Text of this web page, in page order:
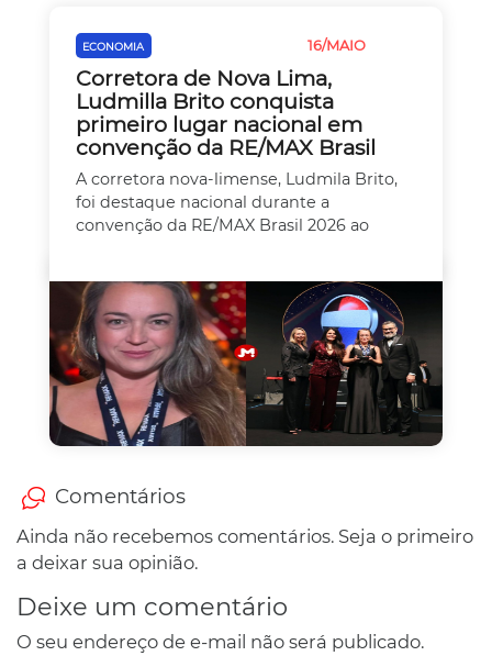
ECONOMIA 16/MAIO
Corretora de Nova Lima,
Ludmilla Brito conquista
primeiro lugar nacional em
convenção da RE/MAX Brasil
A corretora nova-limense, Ludmila Brito,
foi destaque nacional durante a
convenção da RE/MAX Brasil 2026 ao
Comentários
Ainda não recebemos comentários. Seja o primeiro
a deixar sua opinião.
Deixe um comentário
O seu endereço de e-mail não será publicado.